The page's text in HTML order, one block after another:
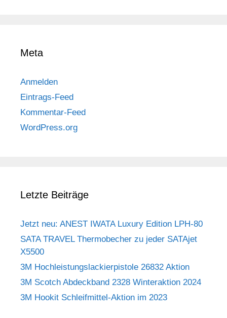
Meta
Anmelden
Eintrags-Feed
Kommentar-Feed
WordPress.org
Letzte Beiträge
Jetzt neu: ANEST IWATA Luxury Edition LPH-80
SATA TRAVEL Thermobecher zu jeder SATAjet
X5500
3M Hochleistungslackierpistole 26832 Aktion
3M Scotch Abdeckband 2328 Winteraktion 2024
3M Hookit Schleifmittel-Aktion im 2023